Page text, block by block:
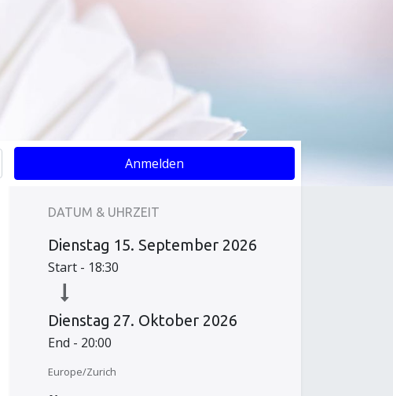
Anmelden
DATUM & UHRZEIT
Dienstag 15. September 2026
Start - 18:30
Dienstag 27. Oktober 2026
End - 20:00
Europe/Zurich